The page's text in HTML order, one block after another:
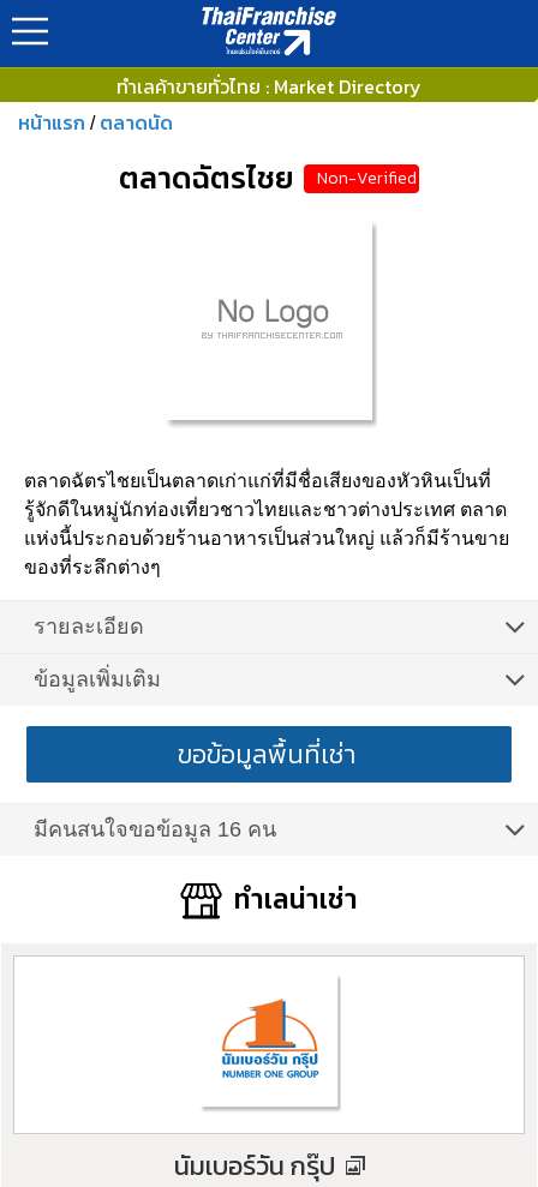
ทำเลค้าขายทั่วไทย : Market Directory
หน้าแรก / ตลาดนัด
ตลาดฉัตรไชย Non-Verified
ตลาดฉัตรไชยเป็นตลาดเก่าแก่ที่มีชื่อเสียงของหัวหินเป็นที่
รู้จักดีในหมู่นักท่องเที่ยวชาวไทยและชาวต่างประเทศ ตลาด
แห่งนี้ประกอบด้วยร้านอาหารเป็นส่วนใหญ่ แล้วก็มีร้านขาย
ของที่ระลึกต่างๆ
รายละเอียด
ข้อมูลเพิ่มเติม
ขอข้อมูลพื้นที่เช่า
มีคนสนใจขอข้อมูล 16 คน
ทำเลน่าเช่า
นัมเบอร์วัน กรุ๊ป